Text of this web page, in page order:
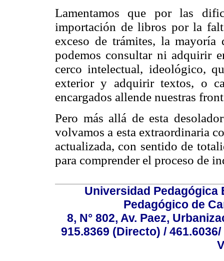
Lamentamos que por las
importación de libros por la
exceso de trámites, la
podemos consultar ni adquirir
cerco intelectual, ideológico,
exterior y adquirir textos, o
encargados allende nuestras
Pero más allá de esta
volvamos a esta extraordinaria
actualizada, con sentido de
para comprender el proceso de
Universidad
Pedagógico de
8, N° 802, Av. Paez,
915.8369 (Directo) /